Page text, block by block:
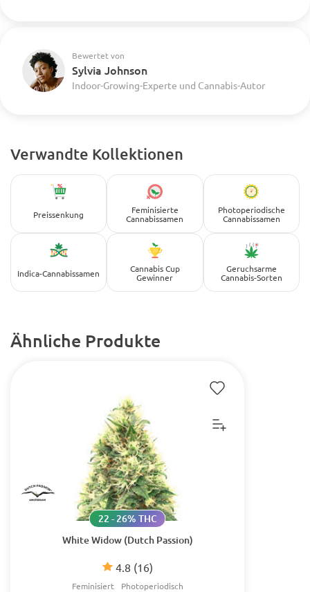
Bewertet von
Sylvia Johnson
Indoor-Growing-Experte und Cannabis-Autor
Verwandte Kollektionen
Preissenkung
Feminisierte
Cannabissamen
Photoperiodische
Cannabissamen
Indica-Cannabissamen
Cannabis Cup
Gewinner
Geruchsarme
Cannabis-Sorten
Ähnliche Produkte
White Widow (Dutch Passion)
4.8 (16)
22 - 26% THC
Feminisiert Photoperiodisch